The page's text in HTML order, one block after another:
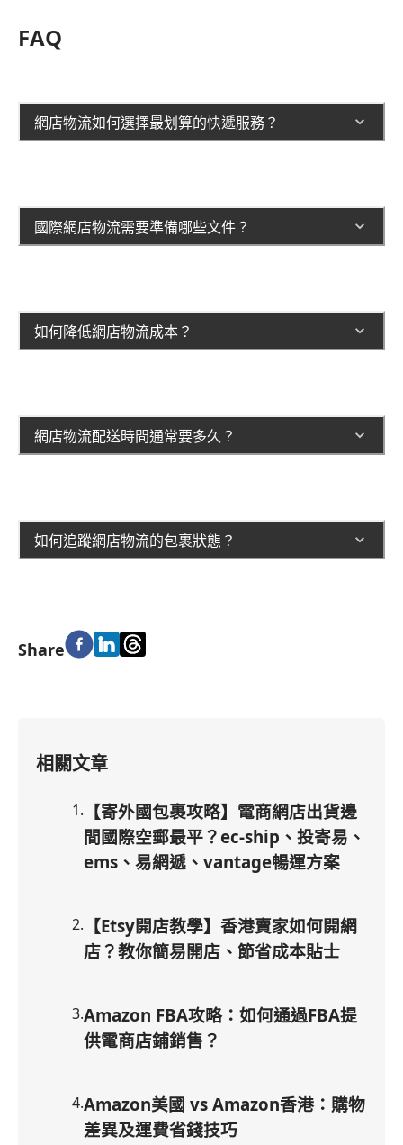
FAQ
網店物流如何選擇最划算的快遞服務？
國際網店物流需要準備哪些文件？
如何降低網店物流成本？
網店物流配送時間通常要多久？
如何追蹤網店物流的包裹狀態？
Share
相關文章
1.
【寄外國包裹攻略】電商網店出貨邊
間國際空郵最平？ec-ship、投寄易、
ems、易網遞、vantage暢運方案
2. 【Etsy開店教學】香港賣家如何開網
店？教你簡易開店、節省成本貼士
3.Amazon FBA攻略：如何通過FBA提
供電商店鋪銷售？
4.Amazon美國 vs Amazon香港：購物
差異及運費省錢技巧